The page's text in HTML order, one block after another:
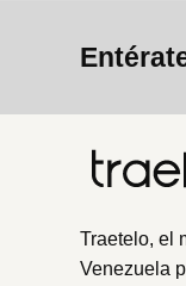
Traetelo, el
Venezuela